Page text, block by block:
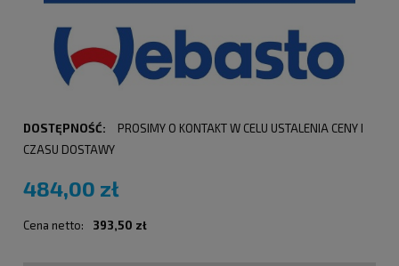
DOSTĘPNOŚĆ:
PROSIMY O KONTAKT W CELU USTALENIA CENY I
CZASU DOSTAWY
484,00 zł
Cena netto: 393,50 zł